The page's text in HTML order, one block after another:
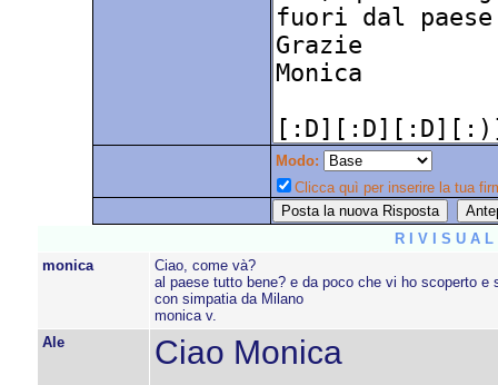
Modo:
Clicca quì per inserire la tua
R I V I S U A
monica
Ciao, come và?
al paese tutto bene? e da poco che vi ho scoperto
con simpatia da Milano
monica v.
Ale
Ciao Monica